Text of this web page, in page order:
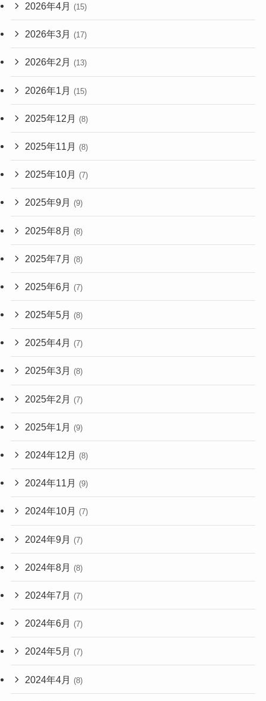
2026年4月 (15)
2026年3月 (17)
2026年2月 (13)
2026年1月 (15)
2025年12月 (8)
2025年11月 (8)
2025年10月 (7)
2025年9月 (9)
2025年8月 (8)
2025年7月 (8)
2025年6月 (7)
2025年5月 (8)
2025年4月 (7)
2025年3月 (8)
2025年2月 (7)
2025年1月 (9)
2024年12月 (8)
2024年11月 (9)
2024年10月 (7)
2024年9月 (7)
2024年8月 (8)
2024年7月 (7)
2024年6月 (7)
2024年5月 (7)
2024年4月 (8)